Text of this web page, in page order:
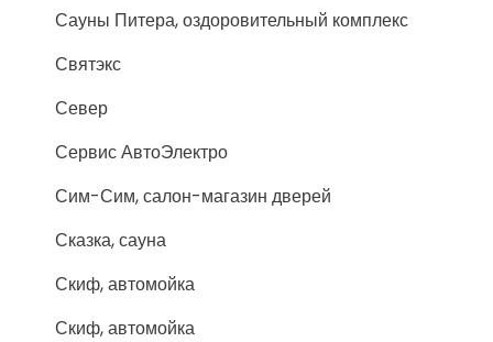
Сауны Питера, оздоровительный комплекс
Святэкс
Север
Сервис АвтоЭлектро
Сим-Сим, салон-магазин дверей
Сказка, сауна
Скиф, автомойка
Скиф, автомойка